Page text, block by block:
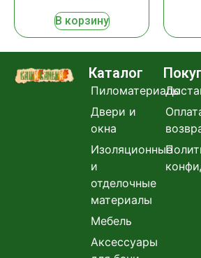
В корзину
Каталог
Пиломатериалы
Двери и
окна
Изоляционные
и
отделочные
материалы
Мебель
Аксессуары